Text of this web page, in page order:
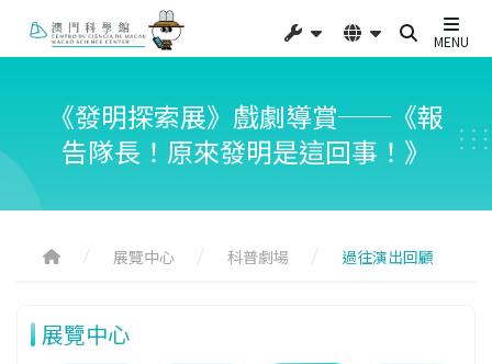
MENU
《發明探索展》戲劇導賞──《報
告隊長！原來發明是這回事！》
展覽中心 科普劇場 過往演出回顧
展覽中心